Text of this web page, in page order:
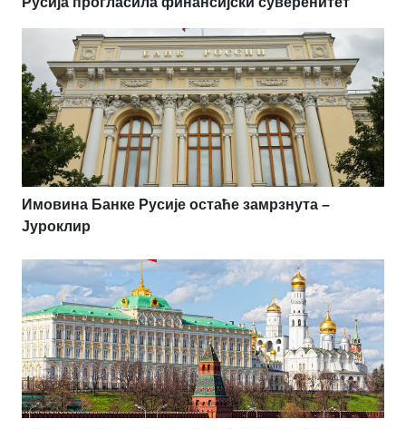
Имовина Банке Русије остаће замрзнута –
Јуроклир